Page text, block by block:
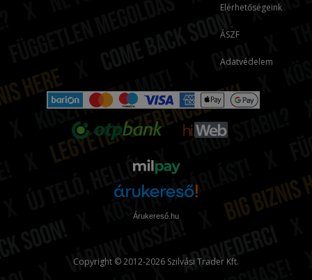
Elérhetőségeink
ÁSZF
Adatvédelem
Árukereső.hu
Copyright © 2012-2026 Szilvási Trader Kft.